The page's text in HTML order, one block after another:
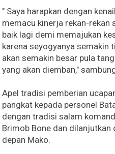
" Saya harapkan dengan
memacu kinerja rekan-rekan
baik lagi demi memajukan
karena seyogyanya semakin
akan semakin besar pula
yang akan diemban,"
Apel tradisi pemberian
pangkat kepada personel
dengan tradisi salam
Brimob Bone dan
depan Mako.